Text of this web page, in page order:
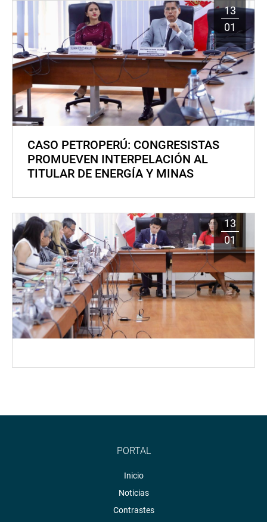
13
01
CASO PETROPERÚ: CONGRESISTAS
PROMUEVEN INTERPELACIÓN AL
TITULAR DE ENERGÍA Y MINAS
13
01
PORTAL
Inicio
Noticias
Contrastes